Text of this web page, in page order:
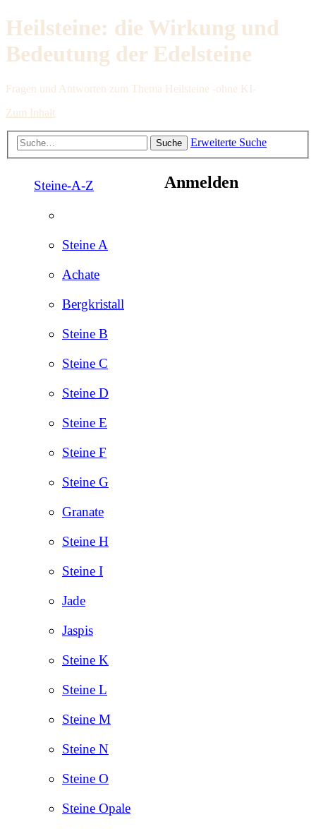
Heilsteine: die Wirkung und
Bedeutung der Edelsteine
Fragen und Antworten zum Thema Heilsteine -ohne KI-
Zum Inhalt
Suche Erweiterte Suche
Steine-A-Z
Steine A
Achate
Bergkristall
Steine B
Steine C
Steine D
Steine E
Steine F
Steine G
Granate
Steine H
Steine I
Jade
Jaspis
Steine K
Steine L
Steine M
Steine N
Steine O
Steine Opale
Anmelden